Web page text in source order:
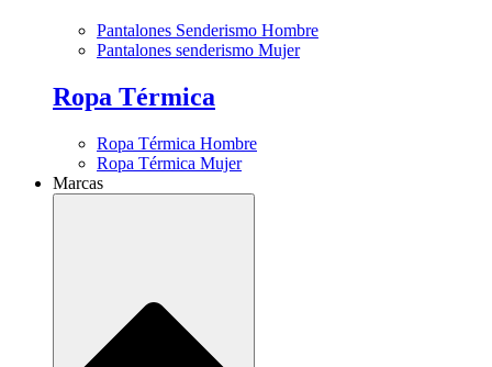
Pantalones Senderismo Hombre
Pantalones senderismo Mujer
Ropa Térmica
Ropa Térmica Hombre
Ropa Térmica Mujer
Marcas